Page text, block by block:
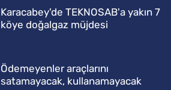
Karacabey'de TEKNOSAB'a yakın 7
köye doğalgaz müjdesi
Ödemeyenler araçlarını
satamayacak, kullanamayacak